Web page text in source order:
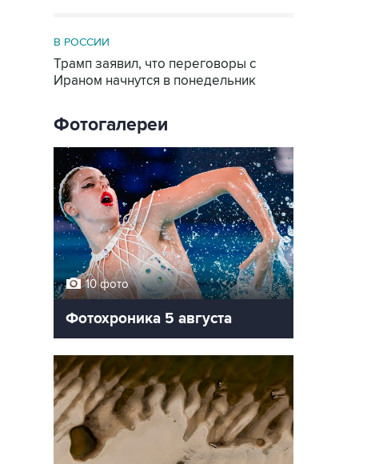
В РОССИИ
Трамп заявил, что переговоры с
Ираном начнутся в понедельник
Фотогалереи
10 фото
Фотохроника 5 августа